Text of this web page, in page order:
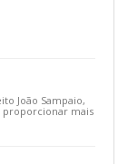
João Sampaio,
proporcionar mais